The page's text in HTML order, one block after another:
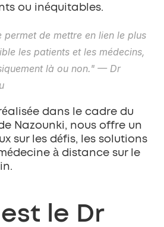
ou inéquitables.
permet de mettre en lien le plus
les patients et les médecins,
là ou non." — Dr
dans le cadre du
Nazounki, nous offre un
sur les défis, les solutions
à distance sur le
le Dr